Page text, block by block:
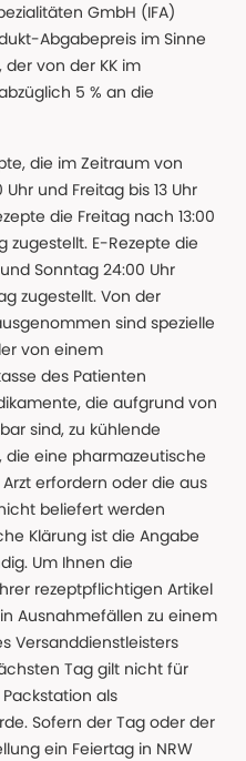
GmbH (IFA)
Abgabepreis im Sinne
der von der KK im
5 % an die
die im Zeitraum von
und Freitag bis 13 Uhr
die Freitag nach 13:00
E-Rezepte die
Sonntag 24:00 Uhr
zugestellt. Von der
sind spezielle
von einem
des Patienten
die aufgrund von
sind, zu kühlende
die eine pharmazeutische
erfordern oder die aus
beliefert werden
Klärung ist die Angabe
Um Ihnen die
rezeptpflichtigen Artikel
Ausnahmefällen zu einem
Versanddienstleisters
Tag gilt nicht für
als
Sofern der Tag oder der
ein Feiertag in NRW